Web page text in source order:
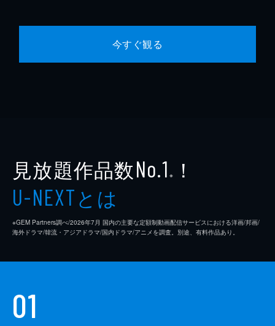
今すぐ観る
見放題作品数No.1 ※ ！
U-NEXTとは
※GEM Partners調べ/2026年7⽉ 国内の主要な定額制動画配信サービスにおける洋画/邦画/
海外ドラマ/韓流・アジアドラマ/国内ドラマ/アニメを調査。別途、有料作品あり。
01